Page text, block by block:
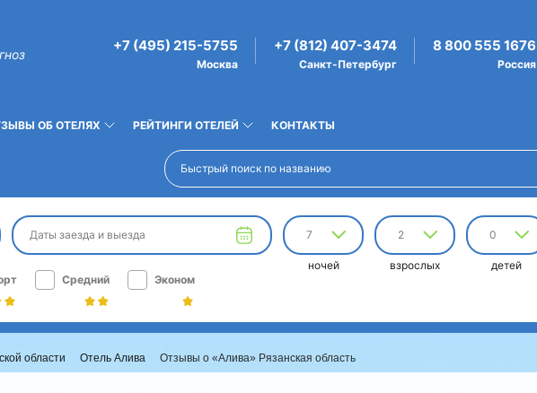
+7 (495) 215-5755
Москва
+7 (812) 407-3474
Санкт-Петербург
8 800 555 1676
Россия
ОБ ОТЕЛЯХ РЕЙТИНГИ ОТЕЛЕЙ КОНТАКТЫ
Даты заезда и выезда 7
ночей
2
взрослых
0
детей
Средний Эконом
области Отель Алива Отзывы о «Алива» Рязанская область